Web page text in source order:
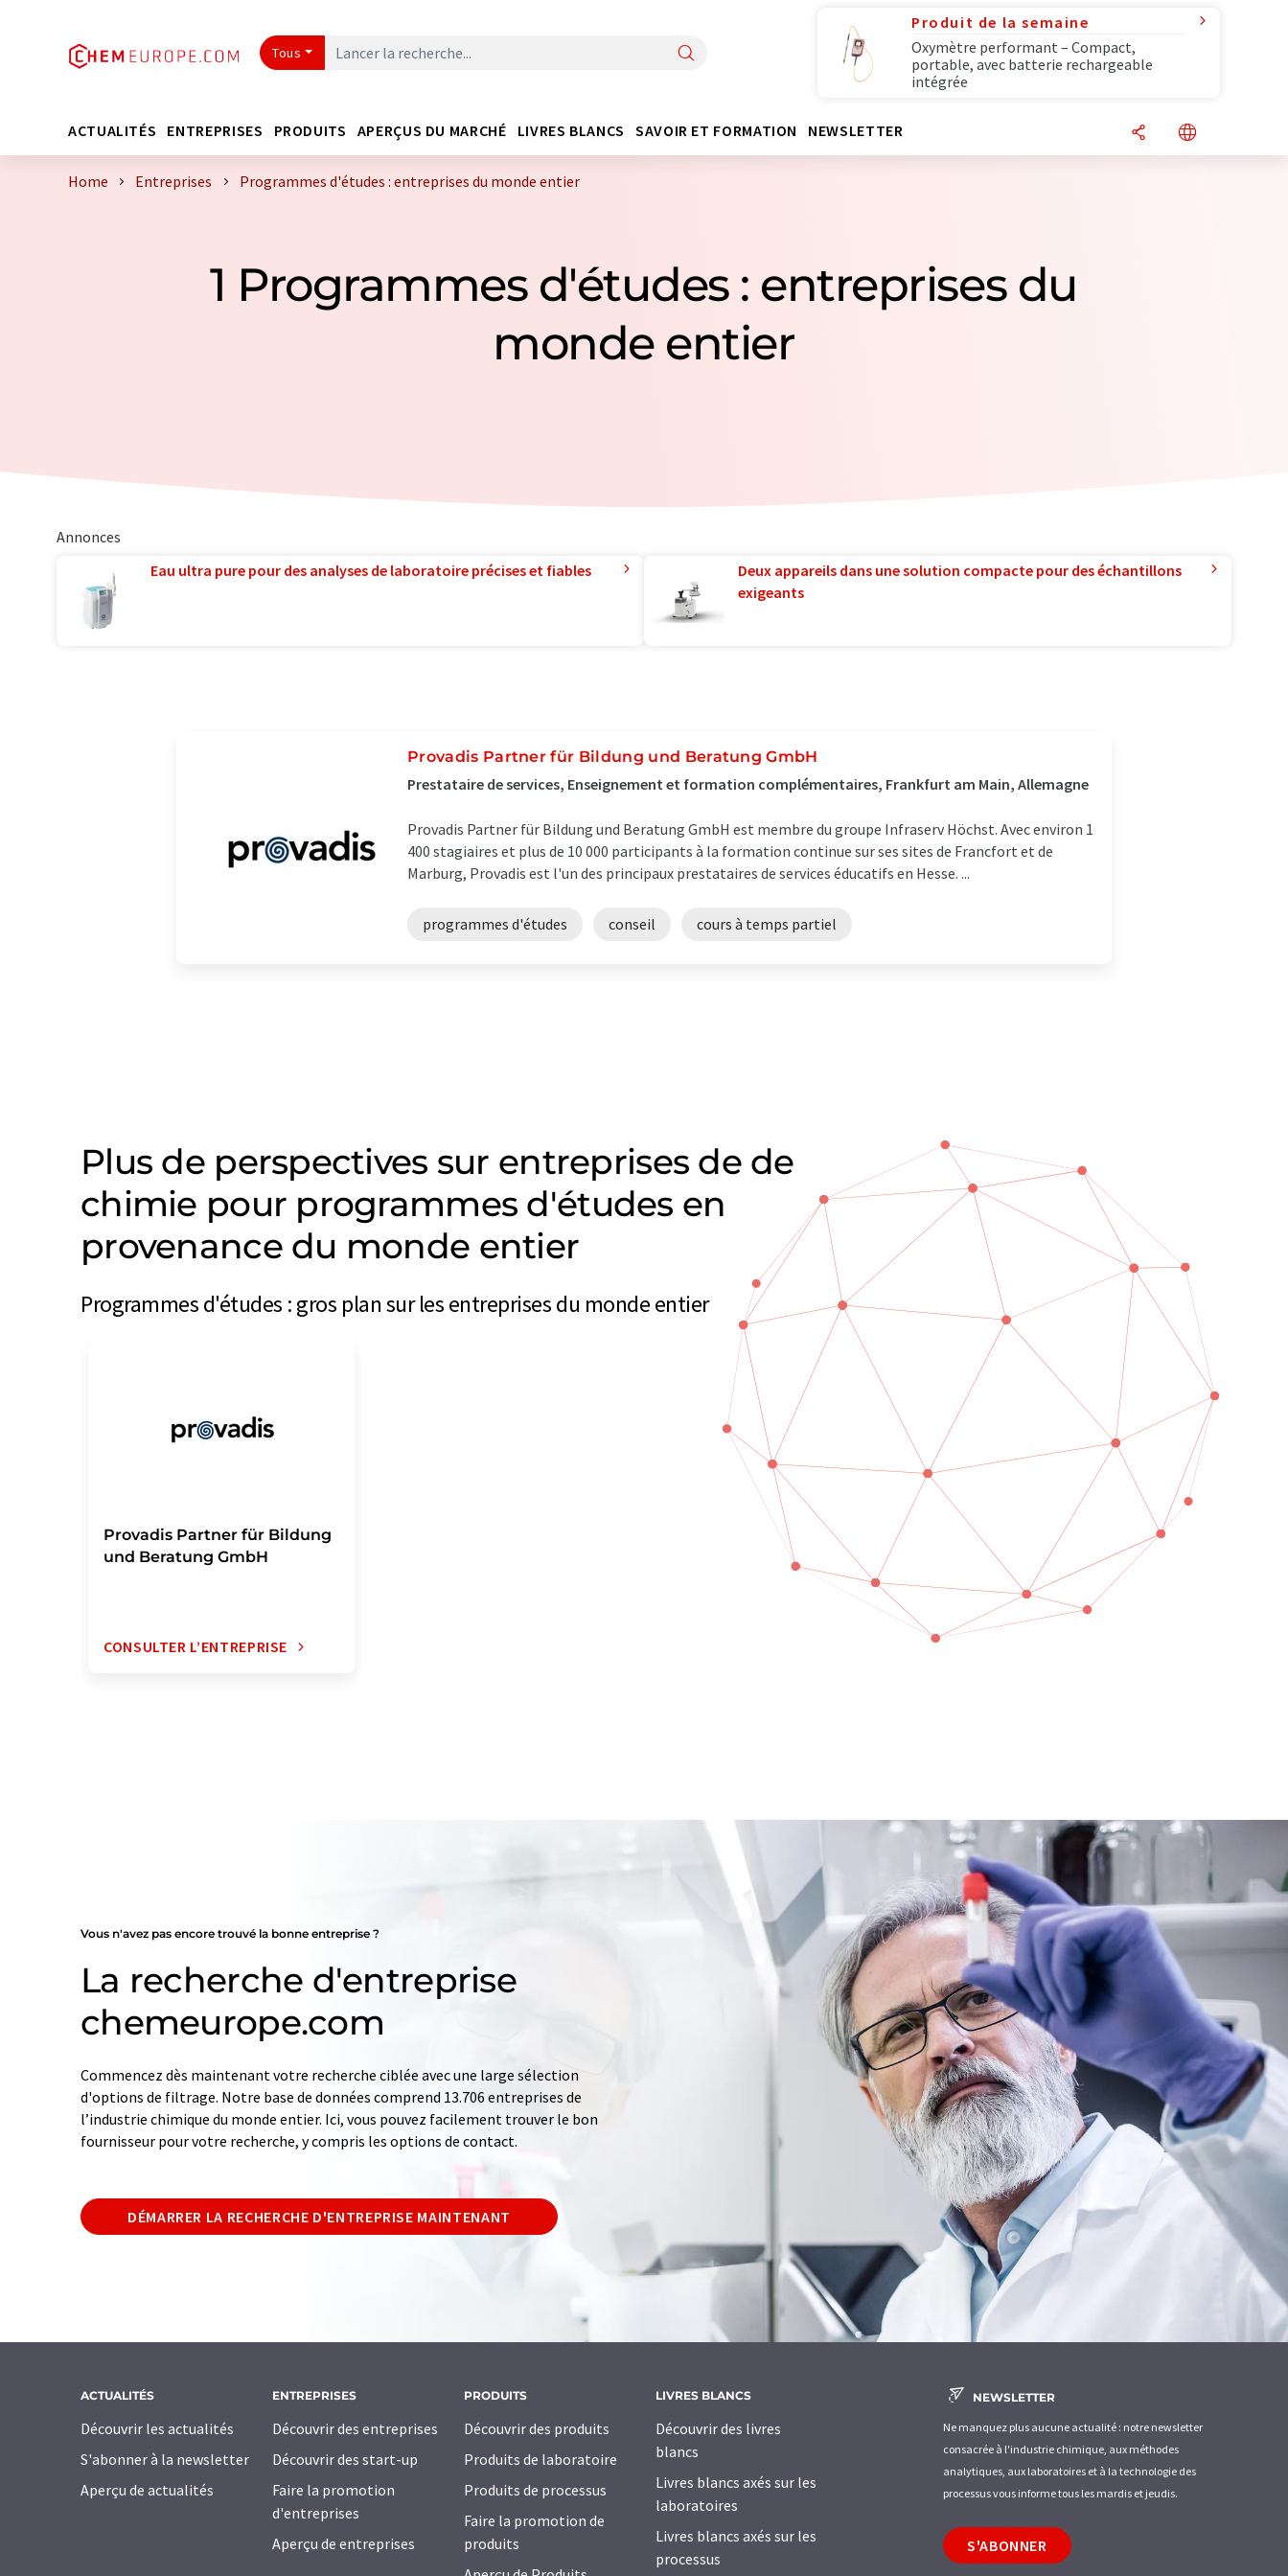
Tous
Produit de la semaine
Oxymètre performant – Compact,
portable, avec batterie rechargeable
intégrée
ACTUALITÉS ENTREPRISES PRODUITS APERÇUS DU MARCHÉ LIVRES BLANCS SAVOIR ET FORMATION NEWSLETTER
Home Entreprises Programmes d'études : entreprises du monde entier
1 Programmes d'études : entreprises du
monde entier
Annonces
Eau ultra pure pour des analyses de laboratoire précises et fiables
Deux appareils dans une solution compacte pour des échantillons
exigeants
Provadis Partner für Bildung und Beratung GmbH
Prestataire de services, Enseignement et formation complémentaires, Frankfurt am Main, Allemagne
Provadis Partner für Bildung und Beratung GmbH est membre du groupe Infraserv Höchst. Avec environ 1
400 stagiaires et plus de 10 000 participants à la formation continue sur ses sites de Francfort et de
Marburg, Provadis est l'un des principaux prestataires de services éducatifs en Hesse. ...
programmes d'études conseil cours à temps partiel
Plus de perspectives sur entreprises de de
chimie pour programmes d'études en
provenance du monde entier
Programmes d'études : gros plan sur les entreprises du monde entier
Provadis Partner für Bildung
und Beratung GmbH
CONSULTER L’ENTREPRISE
Vous n'avez pas encore trouvé la bonne entreprise ?
La recherche d'entreprise
chemeurope.com
Commencez dès maintenant votre recherche ciblée avec une large sélection
d'options de filtrage. Notre base de données comprend 13.706 entreprises de
l’industrie chimique du monde entier. Ici, vous pouvez facilement trouver le bon
fournisseur pour votre recherche, y compris les options de contact.
DÉMARRER LA RECHERCHE D'ENTREPRISE MAINTENANT
ACTUALITÉS
Découvrir les actualités
S'abonner à la newsletter
Aperçu de actualités
ENTREPRISES
Découvrir des entreprises
Découvrir des start-up
Faire la promotion
d'entreprises
Aperçu de entreprises
PRODUITS
Découvrir des produits
Produits de laboratoire
Produits de processus
Faire la promotion de
produits
LIVRES BLANCS
Découvrir des livres
blancs
Livres blancs axés sur les
laboratoires
Livres blancs axés sur les
processus
NEWSLETTER
Ne manquez plus aucune actualité : notre newsletter
consacrée à l'industrie chimique, aux méthodes
analytiques, aux laboratoires et à la technologie des
processus vous informe tous les mardis et jeudis.
S'ABONNER